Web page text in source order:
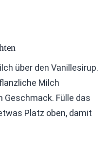
über den Vanillesirup.
Milch
Geschmack. Fülle das
Platz oben, damit